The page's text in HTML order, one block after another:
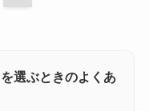
選ぶときのよくあ